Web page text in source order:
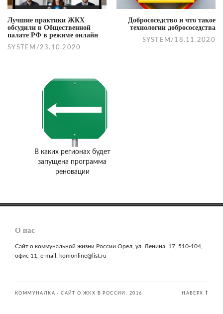
Добрососедство и что такое
технологии добрососедства
SYSTEM / 18.11.2020
Лучшие практики ЖКХ
обсудили в Общественной
палате РФ в режиме онлайн
SYSTEM / 23.10.2020
В каких регионах будет
запущена программа
реновации
О нас
Сайт о коммунальной жизни России Орел, ул. Ленина, 17, 510-104,
офис 11, e-mail: komonline@list.ru
КОММУНАЛКА - САЙТ О ЖКХ В РОССИИ. 2016 НАВЕРХ